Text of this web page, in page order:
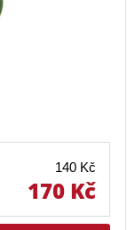
140 Kč
170 Kč